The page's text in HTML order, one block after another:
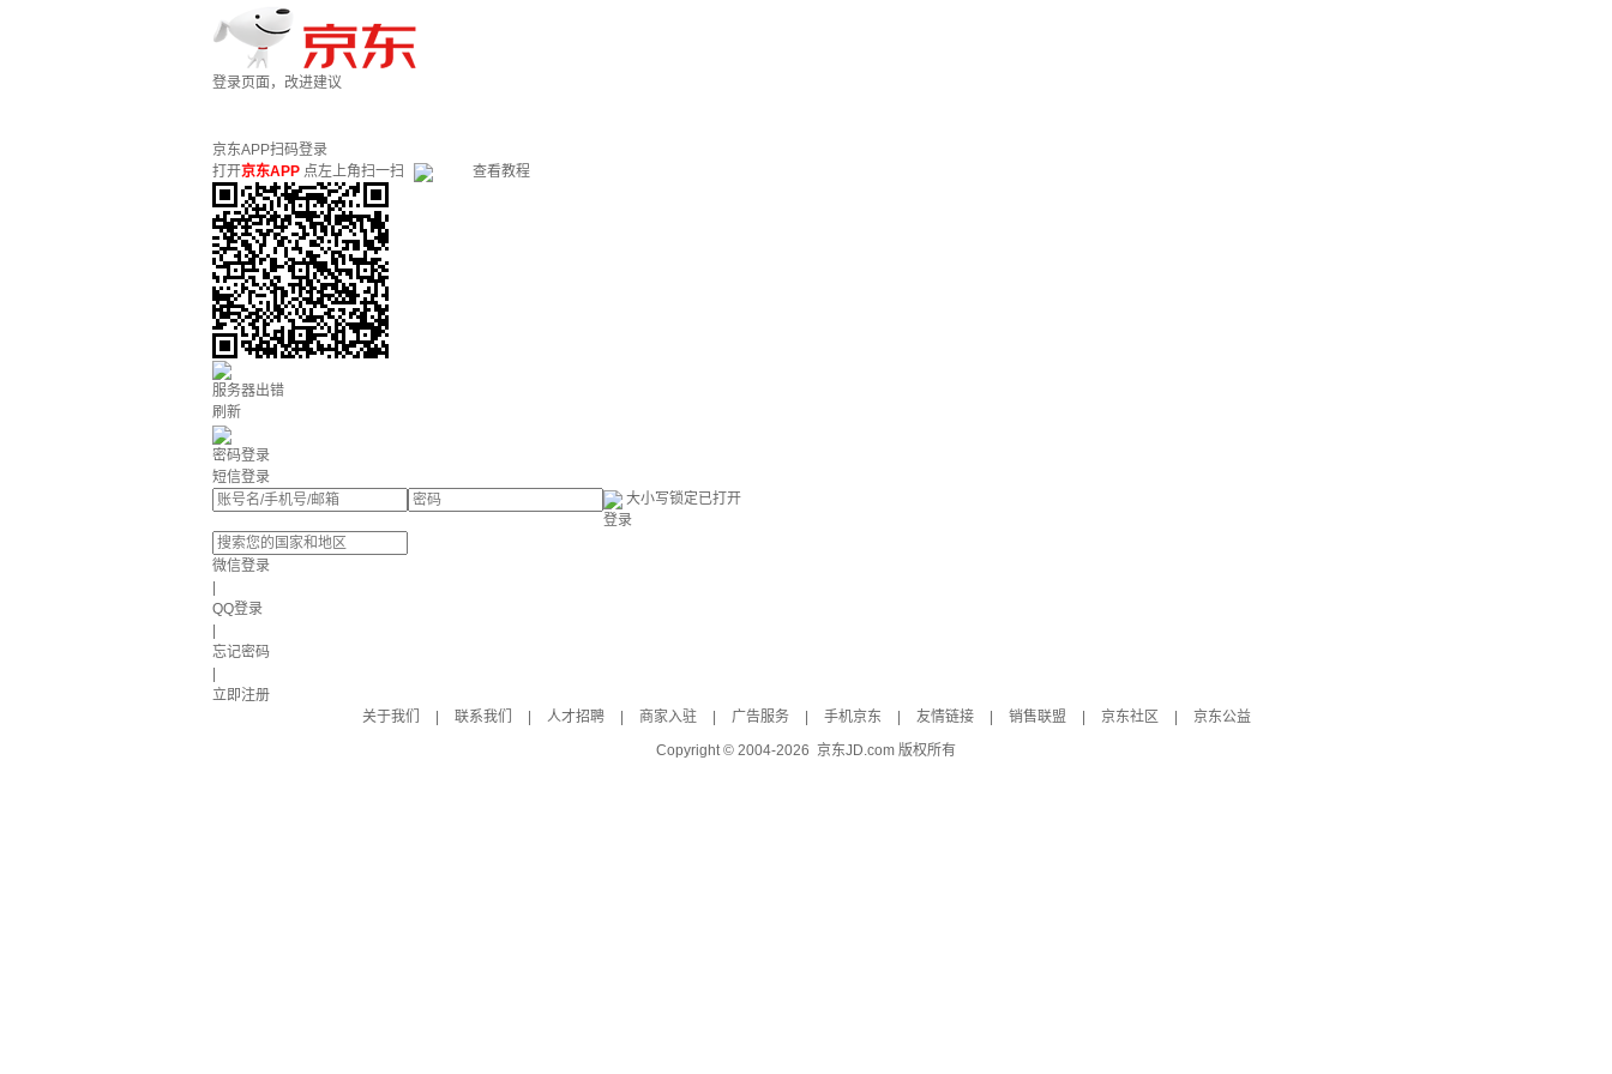
登录页面，改进建议
京东APP扫码登录
打开京东APP 点左上角扫一扫 查看教程
服务器出错
刷新
密码登录
短信登录
大小写锁定已打开
登录
微信登录
QQ登录
忘记密码
立即注册
关于我们
联系我们 人才招聘 商家入驻 广告服务 手机京东 友情链接 销售联盟 京东社区
京东公益
Copyright © 2004-2026 京东JD.com 版权所有